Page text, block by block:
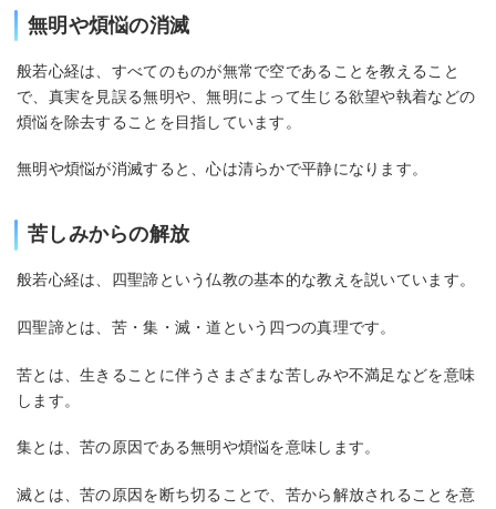
無明や煩悩の消滅
般若心経は、すべてのものが無常で空であることを教えること
で、真実を見誤る無明や、無明によって生じる欲望や執着などの
煩悩を除去することを目指しています。
無明や煩悩が消滅すると、心は清らかで平静になります。
苦しみからの解放
般若心経は、四聖諦という仏教の基本的な教えを説いています。
四聖諦とは、苦・集・滅・道という四つの真理です。
苦とは、生きることに伴うさまざまな苦しみや不満足などを意味
します。
集とは、苦の原因である無明や煩悩を意味します。
滅とは、苦の原因を断ち切ることで、苦から解放されることを意